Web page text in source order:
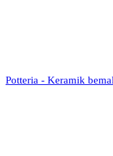
Potteria - Keramik